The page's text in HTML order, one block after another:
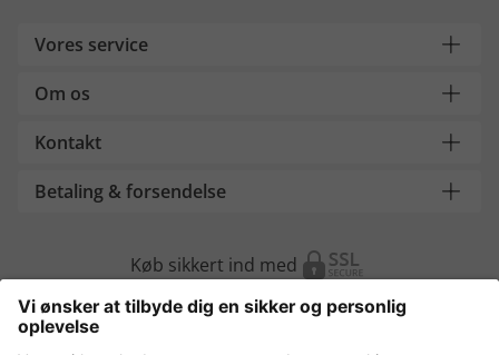
Vores service
Om os
Kontakt
Betaling & forsendelse
Køb sikkert ind med
Flere webshops